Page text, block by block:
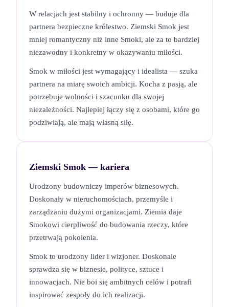
W relacjach jest stabilny i ochronny — buduje dla
partnera bezpieczne królestwo. Ziemski Smok jest
mniej romantyczny niż inne Smoki, ale za to bardziej
niezawodny i konkretny w okazywaniu miłości.
Smok w miłości jest wymagający i idealista — szuka
partnera na miarę swoich ambicji. Kocha z pasją, ale
potrzebuje wolności i szacunku dla swojej
niezależności. Najlepiej łączy się z osobami, które go
podziwiają, ale mają własną siłę.
Ziemski Smok — kariera
Urodzony budowniczy imperów biznesowych.
Doskonały w nieruchomościach, przemyśle i
zarządzaniu dużymi organizacjami. Ziemia daje
Smokowi cierpliwość do budowania rzeczy, które
przetrwają pokolenia.
Smok to urodzony lider i wizjoner. Doskonale
sprawdza się w biznesie, polityce, sztuce i
innowacjach. Nie boi się ambitnych celów i potrafi
inspirować zespoły do ich realizacji.